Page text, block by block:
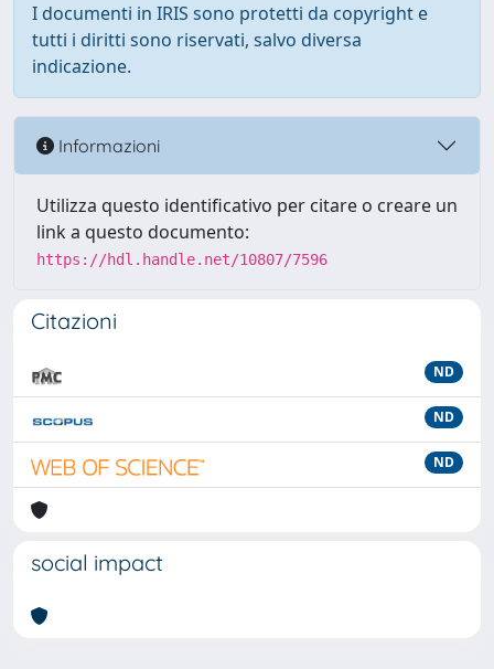
I documenti in IRIS sono protetti da copyright e
tutti i diritti sono riservati, salvo diversa
indicazione.
Informazioni
Utilizza questo identificativo per citare o creare un
link a questo documento:
https://hdl.handle.net/10807/7596
Citazioni
ND
ND
ND
social impact